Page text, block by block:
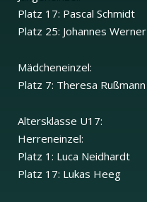
Platz 17: Pascal Schmidt
Platz 25: Johannes Werner
Mädcheneinzel:
Platz 7: Theresa Rußmann
Altersklasse U17:
Herreneinzel:
Platz 1: Luca Neidhardt
Platz 17: Lukas Heeg